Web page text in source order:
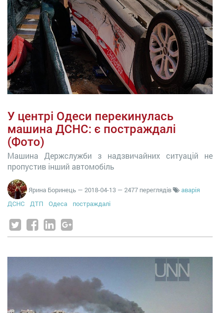
У центрі Одеси перекинулась
машина ДСНС: є постраждалі
(Фото)
Машина Держслужби з надзвичайних ситуацій не
пропустив інший автомобіль
Ярина Боринець — 2018-04-13 — 2477 переглядів
аварія
ДСНС
ДТП Одеса постраждалі